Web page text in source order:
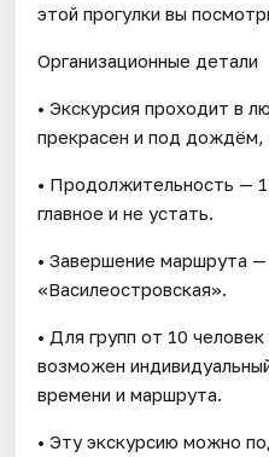
этой прогулки вы
Организационные детали
• Экскурсия проходит в
прекрасен и под дождём,
• Продолжительность —
главное и не устать.
• Завершение маршрута
«Василеостровская».
• Для групп от 10
возможен
времени и маршрута.
• Эту экскурсию можно